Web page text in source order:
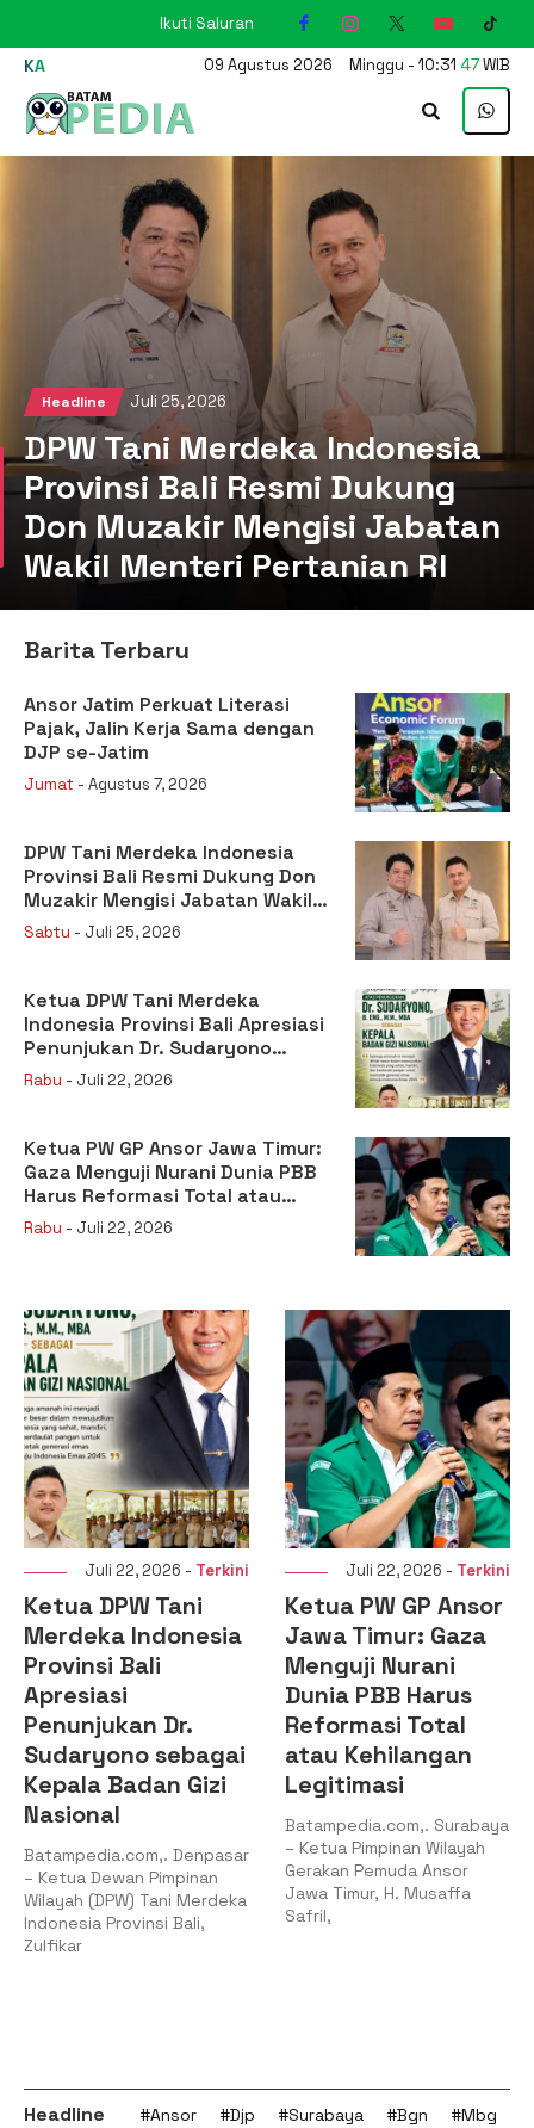
Ikuti Saluran
09 Agustus 2026 Minggu- 10:31 48WIB
KARIMUN
Headline Juli 25, 2026
DPW Tani Merdeka Indonesia
Provinsi Bali Resmi Dukung
Don Muzakir Mengisi Jabatan
Wakil Menteri Pertanian RI
Barita Terbaru
Ansor Jatim Perkuat Literasi
Pajak, Jalin Kerja Sama dengan
DJP se-Jatim
Jumat - Agustus 7, 2026
DPW Tani Merdeka Indonesia
Provinsi Bali Resmi Dukung Don
Muzakir Mengisi Jabatan Wakil
Menteri Pertanian RI
Sabtu - Juli 25, 2026
Ketua DPW Tani Merdeka
Indonesia Provinsi Bali Apresiasi
Penunjukan Dr. Sudaryono
sebagai Kepala Badan Gizi
Rabu - Juli 22, 2026
Ketua PW GP Ansor Jawa Timur:
Gaza Menguji Nurani Dunia PBB
Harus Reformasi Total atau
Kehilangan Legitimasi
Rabu - Juli 22, 2026
Juli 22, 2026 - Terkini
Ketua DPW Tani
Merdeka Indonesia
Provinsi Bali
Apresiasi
Penunjukan Dr.
Sudaryono sebagai
Kepala Badan Gizi
Nasional
Batampedia.com,. Denpasar
– Ketua Dewan Pimpinan
Wilayah (DPW) Tani Merdeka
Indonesia Provinsi Bali,
Zulfikar
Juli 22, 2026 - Terkini
Ketua PW GP Ansor
Jawa Timur: Gaza
Menguji Nurani
Dunia PBB Harus
Reformasi Total
atau Kehilangan
Legitimasi
Batampedia.com,. Surabaya
– Ketua Pimpinan Wilayah
Gerakan Pemuda Ansor
Jawa Timur, H. Musaffa
Safril,
Headline #Ansor #Djp #Surabaya #Bgn #Mbg